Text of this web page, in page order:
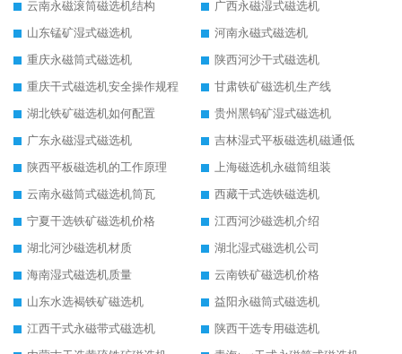
云南永磁滚筒磁选机结构
广西永磁湿式磁选机
山东锰矿湿式磁选机
河南永磁式磁选机
重庆永磁筒式磁选机
陕西河沙干式磁选机
重庆干式磁选机安全操作规程
甘肃铁矿磁选机生产线
湖北铁矿磁选机如何配置
贵州黑钨矿湿式磁选机
广东永磁湿式磁选机
吉林湿式平板磁选机磁通低
陕西平板磁选机的工作原理
上海磁选机永磁筒组装
云南永磁筒式磁选机筒瓦
西藏干式选铁磁选机
宁夏干选铁矿磁选机价格
江西河沙磁选机介绍
湖北河沙磁选机材质
湖北湿式磁选机公司
海南湿式磁选机质量
云南铁矿磁选机价格
山东水选褐铁矿磁选机
益阳永磁筒式磁选机
江西干式永磁带式磁选机
陕西干选专用磁选机